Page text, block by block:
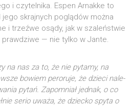
i czy­tel­ni­ka. Espen Arnak­ke to
jego skraj­nych poglą­dów moż­na
i trzeź­we osą­dy, jak w sza­leń­stwie
praw­dzi­we — nie tyl­ko w Jan­te.
na nas za to, że nie pyta­my, na
bowiem pero­ru­je, że dzie­ci nale­
pytań. Zapo­mniał jed­nak, o co
serio uwa­ża, że dziec­ko spy­ta o